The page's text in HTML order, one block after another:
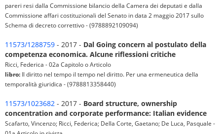
pareri resi dalla Commissione bilancio della Camera dei deputati e dalla
Commissione affari costituzionali del Senato in data 2 maggio 2017 sullo
Schema di decreto correttivo - (9788892109094)
11573/1288759 - 2017 - Dal Going concern al postulato della
competenza economica. Alcune riflessioni critiche
Ricci, Federica - 02a Capitolo o Articolo
libro: Il diritto nel tempo il tempo nel diritto. Per una ermeneutica della
temporalità giuridica - (9788813358440)
11573/1023682 - 2017 - Board structure, ownership
concentration and corporate performance: Italian evidence
Scafarto, Vincenzo; Ricci, Federica; Della Corte, Gaetano; De Luca, Pasquale -